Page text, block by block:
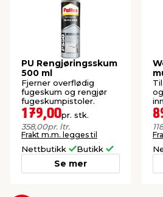
PU Rengjøringsskum
500 ml
Fjerner overflødig
fugeskum og rengjør
fugeskumpistoler.
179,00pr. stk.
358,00pr. ltr.
Frakt m.m. legges til
Nettbutikk Butikk
Se mer